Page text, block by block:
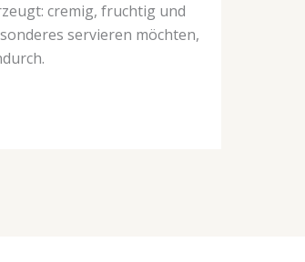
cremig, fruchtig und
servieren möchten,